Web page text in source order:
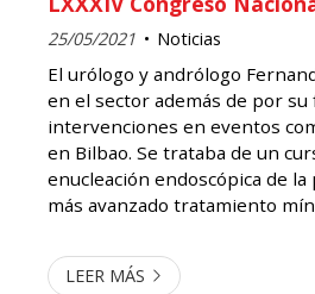
25/05/2021 Noticias
El urólogo y andrólogo
en el sector además de por
intervenciones en eventos
en Bilbao. Se trataba de un
enucleación endoscópica de
más avanzado tratamiento
Con...
LEER MÁS